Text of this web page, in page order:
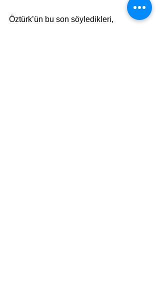
Öztürk’ün bu son söyledikleri,